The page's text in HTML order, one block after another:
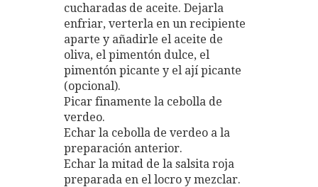
cucharadas de aceite. Dejarla
enfriar, verterla en un recipiente
aparte y añadirle el aceite de
oliva, el pimentón dulce, el
pimentón picante y el ají picante
(opcional).
Picar finamente la cebolla de
verdeo.
Echar la cebolla de verdeo a la
preparación anterior.
Echar la mitad de la salsita roja
preparada en el locro y mezclar.